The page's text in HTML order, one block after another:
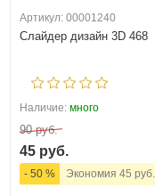
Артикул: 00001240
Слайдер дизайн 3D 468
Наличие: много
90 руб.
45 руб.
- 50 % Экономия 45 руб.